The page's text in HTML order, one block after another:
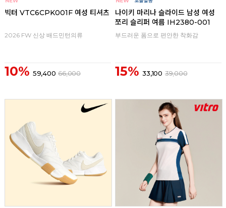
빅터 VTC6CPK001F 여성 티셔츠
2026 FW 신상 배드민턴의류
10% 59,400 66,000
나이키 마리나 슬라이드 남성 여성
쪼리 슬리퍼 여름 IH2380-001
부드러운 폼으로 편안한 착화감
15% 33,100 39,000